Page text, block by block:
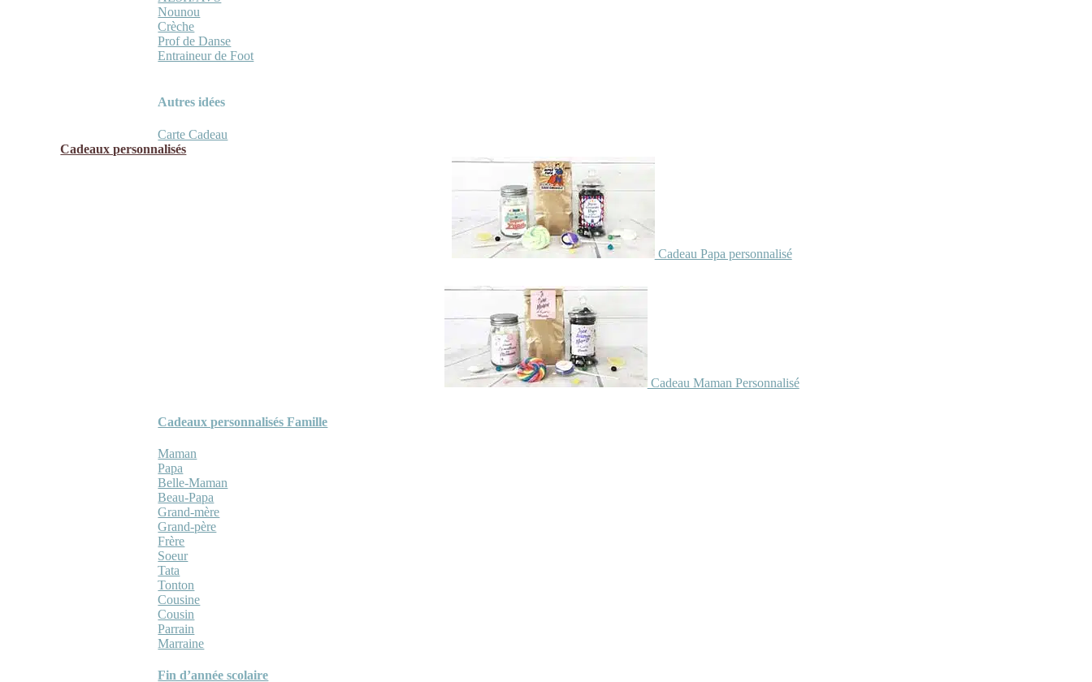
Nounou
Crèche
Prof de Danse
Entraineur de Foot
Autres idées
Carte Cadeau
Cadeaux personnalisés
Cadeau Papa personnalisé
Cadeau Maman Personnalisé
Cadeaux personnalisés Famille
Maman
Papa
Belle-Maman
Beau-Papa
Grand-mère
Grand-père
Frère
Soeur
Tata
Tonton
Cousine
Cousin
Parrain
Marraine
Fin d’année scolaire